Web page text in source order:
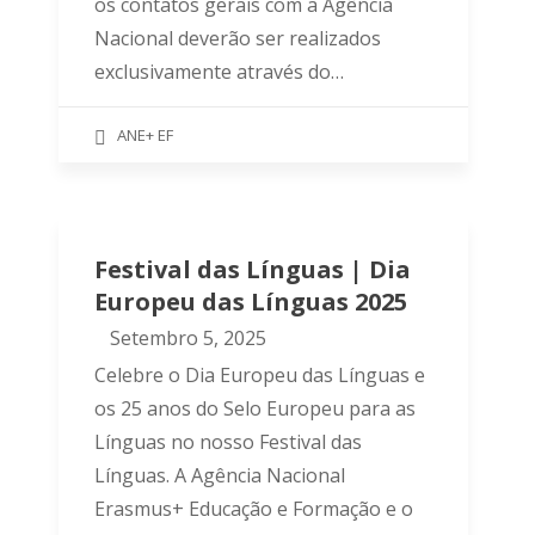
Nacional deverão ser realizados
exclusivamente através do…
ANE+ EF
Festival das Línguas | Dia
Europeu das Línguas 2025
Setembro 5, 2025
Celebre o Dia Europeu das Línguas e
os 25 anos do Selo Europeu para as
Línguas no nosso Festival das
Línguas. A Agência Nacional
Erasmus+ Educação e Formação e o